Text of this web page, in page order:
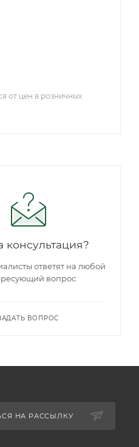
от цен в розничных
консультация?
ответят на любой
вопрос
ВОПРОС
НА РАССЫЛКУ